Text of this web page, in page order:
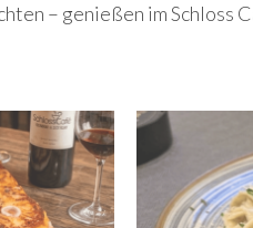
– genießen im Schloss